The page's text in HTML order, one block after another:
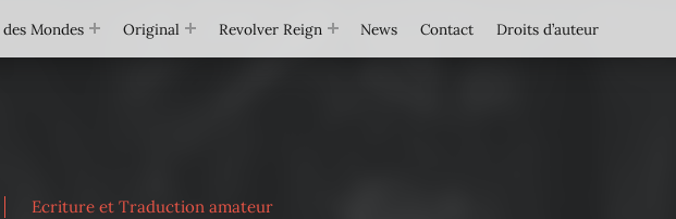
Mondes Original Revolver Reign News Contact Droits d’auteur
Ecriture et Traduction amateur